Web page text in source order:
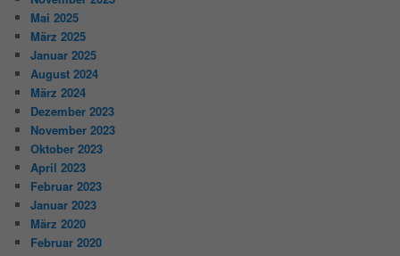
Mai 2025
März 2025
Januar 2025
August 2024
März 2024
Dezember 2023
November 2023
Oktober 2023
April 2023
Februar 2023
Januar 2023
März 2020
Februar 2020